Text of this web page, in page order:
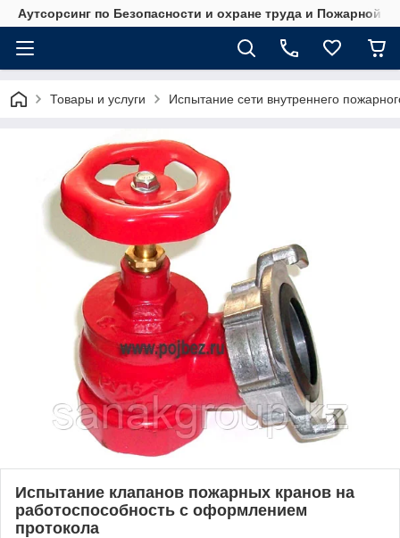
Аутсорсинг по Безопасности и охране труда и Пожарной
Товары и услуги Испытание сети внутреннего
Испытание клапанов пожарных кранов на
работоспособность с оформлением
протокола